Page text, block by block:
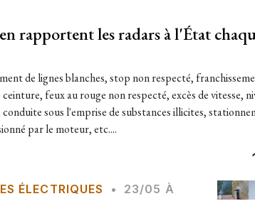
rapportent les radars à l'État
de lignes blanches, stop non respecté,
ceinture, feux au rouge non respecté, excès de vitesse,
sous l'emprise de substances illicites,
par le moteur, etc....
ÉLECTRIQUES •
23/05 À